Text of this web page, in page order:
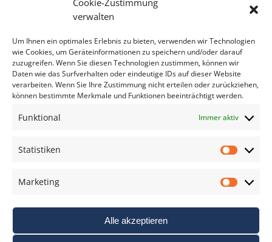
Cookie-Zustimmung
verwalten
Um Ihnen ein optimales Erlebnis zu bieten, verwenden wir Technologien
wie Cookies, um Geräteinformationen zu speichern und/oder darauf
zuzugreifen. Wenn Sie diesen Technologien zustimmen, können wir
Daten wie das Surfverhalten oder eindeutige IDs auf dieser Website
verarbeiten. Wenn Sie Ihre Zustimmung nicht erteilen oder zurückziehen,
können bestimmte Merkmale und Funktionen beeinträchtigt werden.
Funktional Immer aktiv
Statistiken
Marketing
Alle akzeptieren
Bitte geben Sie Ihre E-Mail Adresse ein.
*